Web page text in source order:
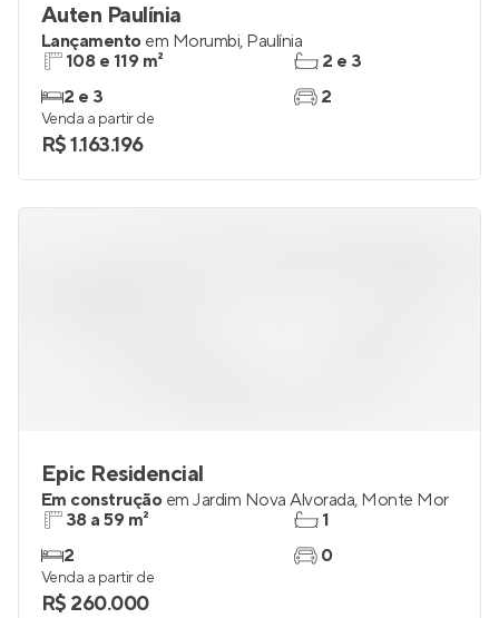
Auten Paulínia
Lançamento em Morumbi, Paulínia
108 e 119 m²
2 e 3
2 e 3
2
Venda a partir de
R$ 1.163.196
Epic Residencial
Em construção em Jardim Nova Alvorada, Monte Mor
38 a 59 m²
2
1
0
Venda a partir de
R$ 260.000